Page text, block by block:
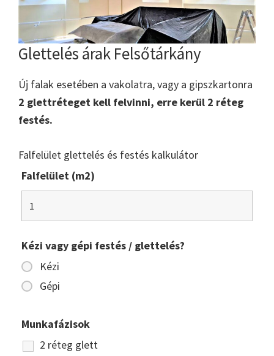
Glettelés árak Felsőtárkány
Új falak esetében a vakolatra, vagy a gipszkartonra
2 glettréteget kell felvinni, erre kerül 2 réteg
festés.
Falfelület glettelés és festés kalkulátor
Falfelület (m2)
Kézi vagy gépi festés / glettelés?
Kézi
Gépi
Munkafázisok
2 réteg glett